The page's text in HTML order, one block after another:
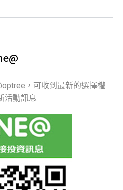
，可收到最新的選擇權
活動訊息